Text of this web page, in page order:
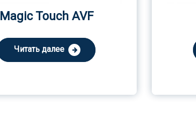
Magic Touch AVF
Читать далее